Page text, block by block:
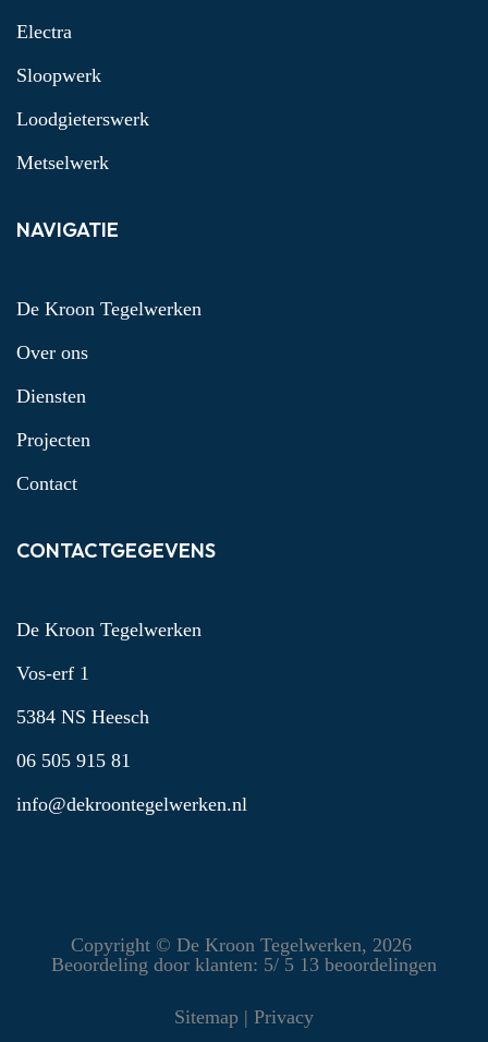
Electra
Sloopwerk
Loodgieterswerk
Metselwerk
NAVIGATIE
De Kroon Tegelwerken
Over ons
Diensten
Projecten
Contact
CONTACTGEGEVENS
De Kroon Tegelwerken
Vos-erf 1
5384 NS Heesch
06 505 915 81
info@dekroontegelwerken.nl
Copyright © De Kroon Tegelwerken, 2026
Beoordeling door klanten: 5/ 5 13 beoordelingen
Sitemap | Privacy